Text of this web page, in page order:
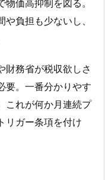
価高抑制を図る。
負担も少ないし、
財務省が税収欲しさ
要。一番分かりやす
これが何か月連続プ
リガー条項を付け